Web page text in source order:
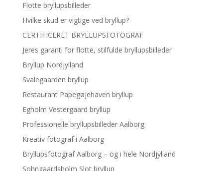
Flotte bryllupsbilleder
Hvilke skud er vigtige ved bryllup?
CERTIFICERET BRYLLUPSFOTOGRAF
Jeres garanti for flotte, stilfulde bryllupsbilleder
Bryllup Nordjylland
Svalegaarden bryllup
Restaurant Papegøjehaven bryllup
Egholm Vestergaard bryllup
Professionelle bryllupsbilleder Aalborg
Kreativ fotograf i Aalborg
Bryllupsfotograf Aalborg – og i hele Nordjylland
Sohngaardsholm Slot bryllup